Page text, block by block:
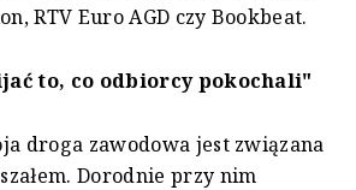
RTV Euro AGD czy Bookbeat.
to, co odbiorcy pokochali"
droga zawodowa jest związana
Dorodnie przy nim